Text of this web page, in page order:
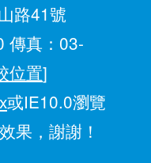
路41號
傳真：03-
位置]
或IE10.0瀏覽
果，謝謝！